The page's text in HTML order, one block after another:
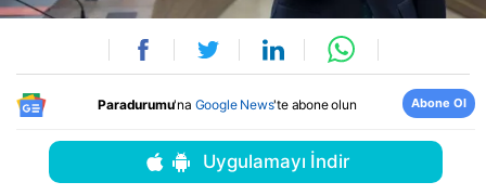
Paradurumu'na Google News'te abone olun Abone Ol
Uygulamayı İndir